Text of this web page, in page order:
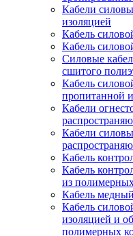
Кабели
изоляцией
Кабель
Кабель
Силовые
сшитого
Кабель
пропитанной
Кабели
Кабели
Кабель
Кабель
из
Кабель
Кабель
изоляцией и
полимерных